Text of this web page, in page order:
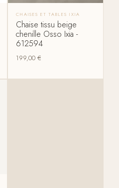
CHAISES ET TABLES IXIA
Chaise tissu beige
chenille Osso Ixia -
612594
199,00 €